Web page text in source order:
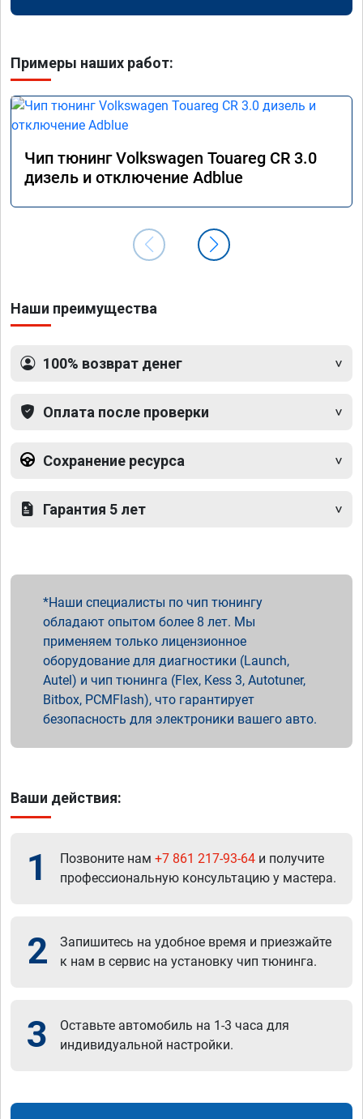
Примеры наших работ:
Чип тюнинг Volkswagen Touareg CR 3.0
дизель и отключение Adblue
Наши преимущества
100% возврат денег
Оплата после проверки
Сохранение ресурса
Гарантия 5 лет
Наши специалисты по чип тюнингу
обладают опытом более 8 лет. Мы
применяем только лицензионное
оборудование для диагностики (Launch,
Autel) и чип тюнинга (Flex, Kess 3, Autotuner,
Bitbox, PCMFlash), что гарантирует
безопасность для электроники вашего авто.
Ваши действия:
1 Позвоните нам +7 861 217-93-64 и получите
профессиональную консультацию у мастера.
2
Запишитесь на удобное время и приезжайте
к нам в сервис на установку чип тюнинга.
3
Оставьте автомобиль на 1-3 часа для
индивидуальной настройки.